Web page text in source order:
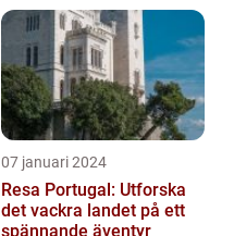
07 januari 2024
Resa Portugal: Utforska
det vackra landet på ett
spännande äventyr